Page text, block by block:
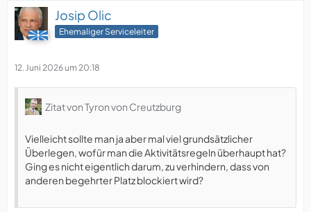
Josip Olic
Ehemaliger Serviceleiter
12. Juni 2026 um 20:18
Zitat von Tyron von Creutzburg
Vielleicht sollte man ja aber mal viel grundsätzlicher
Überlegen, wofür man die Aktivitätsregeln überhaupt hat?
Ging es nicht eigentlich darum, zu verhindern, dass von
anderen begehrter Platz blockiert wird?